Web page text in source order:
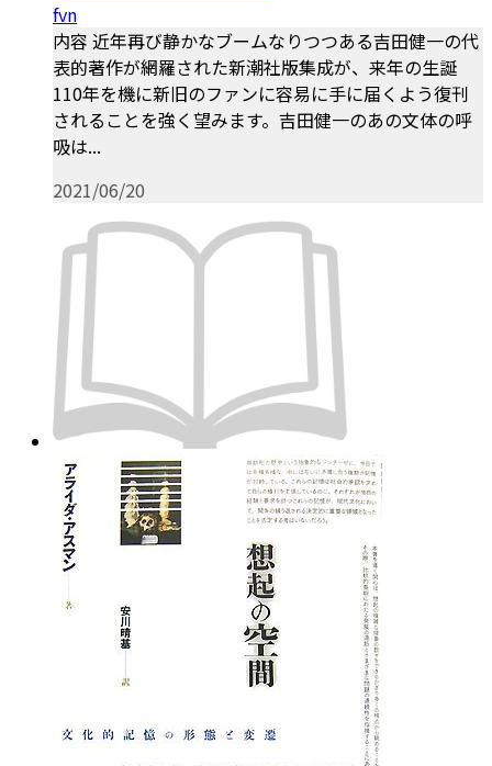
fvn
内容 近年再び静かなブームなりつつある吉田健一の代
表的著作が網羅された新潮社版集成が、来年の生誕
110年を機に新旧のファンに容易に手に届くよう復刊
されることを強く望みます。吉田健一のあの文体の呼
吸は...
2021/06/20